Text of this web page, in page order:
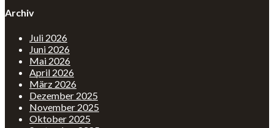
Archiv
Juli 2026
Juni 2026
Mai 2026
April 2026
März 2026
Dezember 2025
November 2025
Oktober 2025